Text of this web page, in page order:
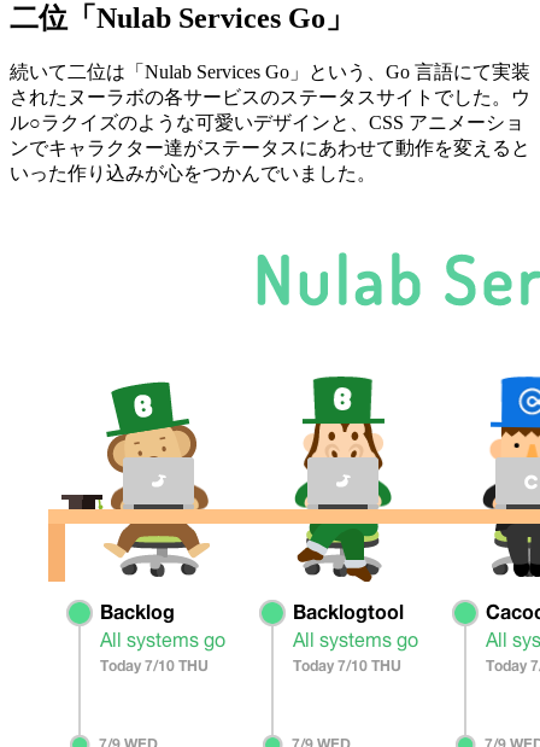
二位「Nulab Services Go」
続いて二位は「Nulab Services Go」という、Go 言語にて実装
されたヌーラボの各サービスのステータスサイトでした。ウ
ル○ラクイズのような可愛いデザインと、CSS アニメーショ
ンでキャラクター達がステータスにあわせて動作を変えると
いった作り込みが心をつかんでいました。